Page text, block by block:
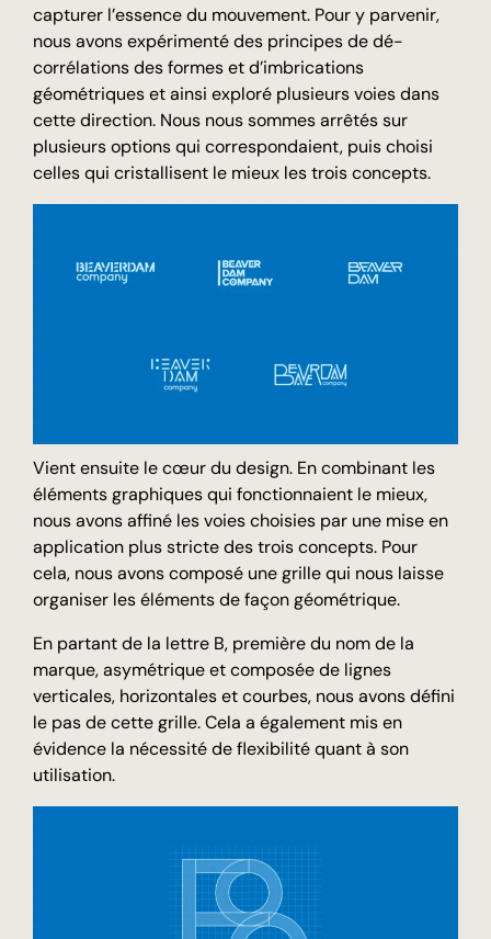
capturer l’essence du mouvement. Pour y parvenir,
nous avons expérimenté des principes de dé-
corrélations des formes et d’imbrications
géométriques et ainsi exploré plusieurs voies dans
cette direction. Nous nous sommes arrêtés sur
plusieurs options qui correspondaient, puis choisi
celles qui cristallisent le mieux les trois concepts.
Vient ensuite le cœur du design. En combinant les
éléments graphiques qui fonctionnaient le mieux,
nous avons affiné les voies choisies par une mise en
application plus stricte des trois concepts. Pour
cela, nous avons composé une grille qui nous laisse
organiser les éléments de façon géométrique.
En partant de la lettre B, première du nom de la
marque, asymétrique et composée de lignes
verticales, horizontales et courbes, nous avons défini
le pas de cette grille. Cela a également mis en
évidence la nécessité de flexibilité quant à son
utilisation.